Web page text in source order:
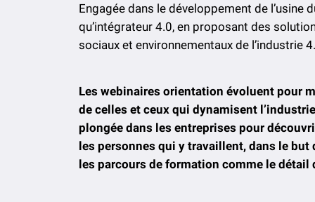
Engagée dans le développement de l’usine
qu’intégrateur 4.0, en proposant des
sociaux et environnementaux de l’industrie
Les webinaires orientation évoluent pour
de celles et ceux qui dynamisent
plongée dans les entreprises pour
les personnes qui y travaillent, dans le but
les parcours de formation comme le